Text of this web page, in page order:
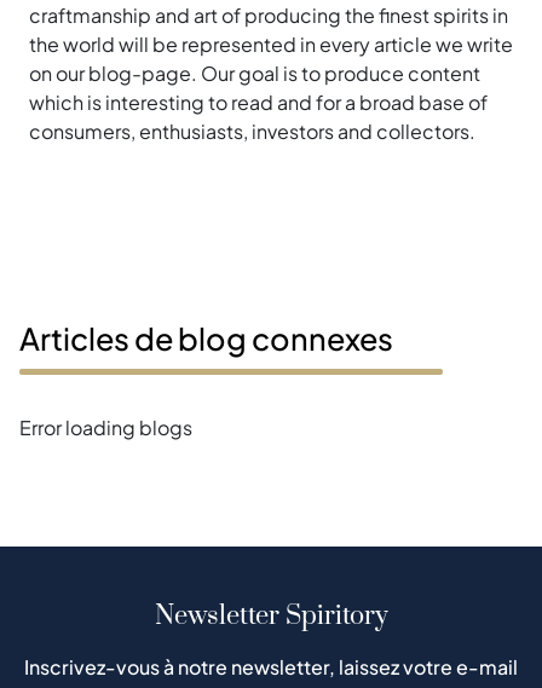
craftmanship and art of producing the finest spirits in
the world will be represented in every article we write
on our blog-page. Our goal is to produce content
which is interesting to read and for a broad base of
consumers, enthusiasts, investors and collectors.
Articles de blog connexes
Error loading blogs
Newsletter Spiritory
Inscrivez-vous à notre newsletter, laissez votre e-mail